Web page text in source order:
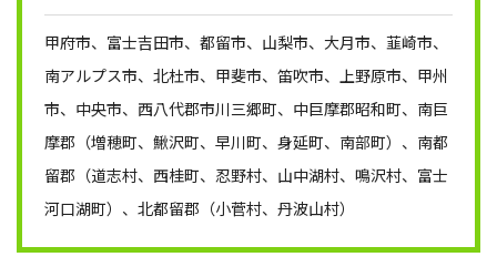
甲府市、富士吉田市、都留市、山梨市、大月市、韮崎市、
南アルプス市、北杜市、甲斐市、笛吹市、上野原市、甲州
市、中央市、西八代郡市川三郷町、中巨摩郡昭和町、南巨
摩郡（増穂町、鰍沢町、早川町、身延町、南部町）、南都
留郡（道志村、西桂町、忍野村、山中湖村、鳴沢村、富士
河口湖町）、北都留郡（小菅村、丹波山村）